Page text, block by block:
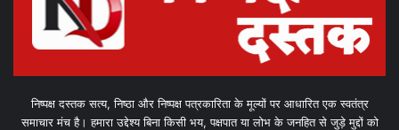
निष्पक्ष दस्तक सत्य, निष्ठा और निष्पक्ष पत्रकारिता के मूल्यों पर आधारित एक स्वतंत्र
समाचार मंच है। हमारा उद्देश्य बिना किसी भय, पक्षपात या लोभ के जनहित से जुड़े मुद्दों को